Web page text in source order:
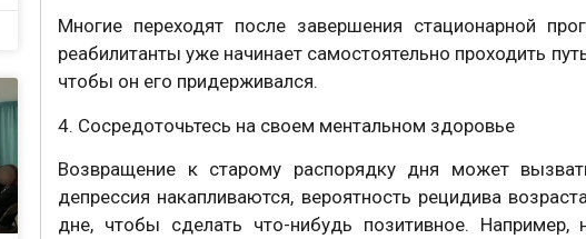
Многие переходят после завершения стационарной
реабилитанты уже начинает самостоятельно проходить
чтобы он его придерживался.
4. Сосредоточьтесь на своем ментальном здоровье
Возвращение к старому распорядку дня может
депрессия накапливаются, вероятность рецидива
дне, чтобы сделать что-нибудь позитивное. Например,